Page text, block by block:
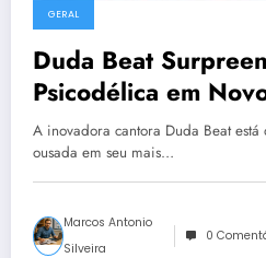
GERAL
Duda Beat
Psicodélica em
Delírio’
A inovadora cantora Duda Beat
ousada em seu mais…
Marcos Antonio
Silveira
0